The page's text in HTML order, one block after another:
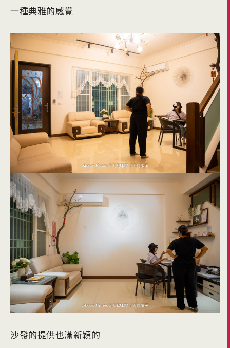
一種典雅的感覺
沙發的提供也滿新穎的